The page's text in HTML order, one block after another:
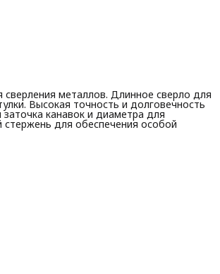
металлов. Длинное сверло для
Высокая точность и долговечность
канавок и диаметра для
стержень для обеспечения особой